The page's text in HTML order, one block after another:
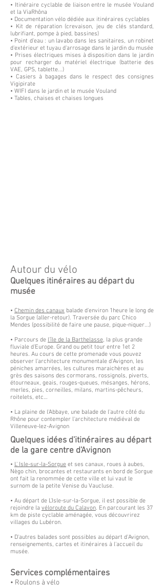
• Itinéraire cyclable de liaison entre le musée Vouland
et la ViaRhôna
• Documentation vélo dédiée aux itinéraires cyclables
• Kit de réparation (crevaison, jeu de clés standard,
lubrifiant, pompe à pied, bassines)
• Point d'eau : un lavabo dans les sanitaires, un robinet
d'extérieur et tuyau d'arrosage dans le jardin du musée
• Prises électriques mises à disposition dans le jardin
pour recharger du matériel électrique (batterie des
VAE, GPS, tablette...)
• Casiers à bagages dans le respect des consignes
Vigipirate
• WIFI dans le jardin et le musée Vouland
• Tables, chaises et chaises longues
Autour du vélo
Quelques itinéraires au départ du
musée
• Chemin des canaux balade d'environ 1heure le long de
la Sorgue (aller-retour). Traversée du parc Chico
Mendes (possibilité de faire une pause, pique-niquer...)
• Parcours de l'île de la Barthelasse, la plus grande
fluviale d'Europe. Grand ou petit tour entre 1et 2
heures. Au cours de cette promenade vous pouvez
observer l'architecture monumentale d'Avignon, les
péniches amarrées, les cultures maraichères et au
grès des saisons des cormorans, rossignols, piverts,
étourneaux, geais, rouges-queues, mésanges, hérons,
merles, pies, corneilles, milans, martins-pêcheurs,
roitelets, etc…
• La plaine de l'Abbaye, une balade de l'autre côté du
Rhône pour contempler l'architecture médiéval de
Villeneuve-lez-Avignon
Quelques idées d'itinéraires au départ
de la gare centre d'Avignon
• L' Isle-sur-la-Sorgue et ses canaux, roues à aubes,
Nègo chin, brocantes et restaurants en bord de Sorgue
ont fait la renommée de cette ville et lui vaut le
surnom de la petite Venise du Vaucluse.
• Au départ de L'Isle-sur-la-Sorgue, il est possible de
rejoindre la véloroute du Calavon. En parcourant les 37
km de piste cyclable aménagée, vous découvrirez
villages du Lubéron.
• D'autres balades sont possibles au départ d'Avignon,
renseignements, cartes et itinéraires à l'accueil du
musée.
Services complémentaires
• Roulons à vélo